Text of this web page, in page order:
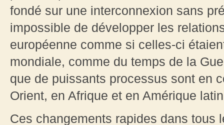
fondé sur une interconnexion sans
impossible de développer les
européenne comme si celles-ci
mondiale, comme du temps de la
que de puissants processus sont en
Orient, en Afrique et en Amérique
Ces changements rapides dans tous